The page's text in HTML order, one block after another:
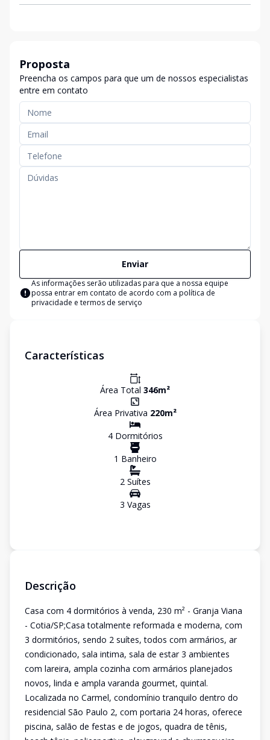
Proposta
Preencha os campos para que um de nossos especialistas
entre em contato
Enviar
As informações serão utilizadas para que a nossa equipe
possa entrar em contato de acordo com a política de
privacidade e termos de serviço
Características
Área Total 346m²
Área Privativa 220m²
4Dormitórios
1 Banheiro
2Suítes
3 Vagas
Descrição
Casa com 4 dormitórios à venda, 230 m² - Granja Viana
- Cotia/SP;Casa totalmente reformada e moderna, com
3 dormitórios, sendo 2 suítes, todos com armários, ar
condicionado, sala intima, sala de estar 3 ambientes
com lareira, ampla cozinha com armários planejados
novos, linda e ampla varanda gourmet, quintal.
Localizada no Carmel, condomínio tranquilo dentro do
residencial São Paulo 2, com portaria 24 horas, oferece
piscina, salão de festas e de jogos, quadra de tênis,